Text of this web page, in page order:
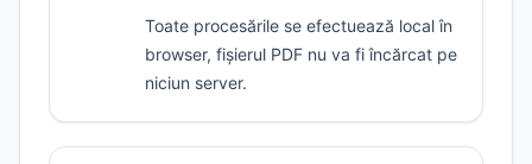
Toate procesările se efectuează local în
browser, fișierul PDF nu va fi încărcat pe
niciun server.